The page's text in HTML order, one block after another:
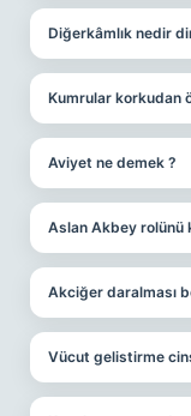
Diğerkâmlık nedir
Kumrular korkudan
Aviyet ne demek ?
Aslan Akbey rolünü
Akciğer daralması
Vücut gelistirme